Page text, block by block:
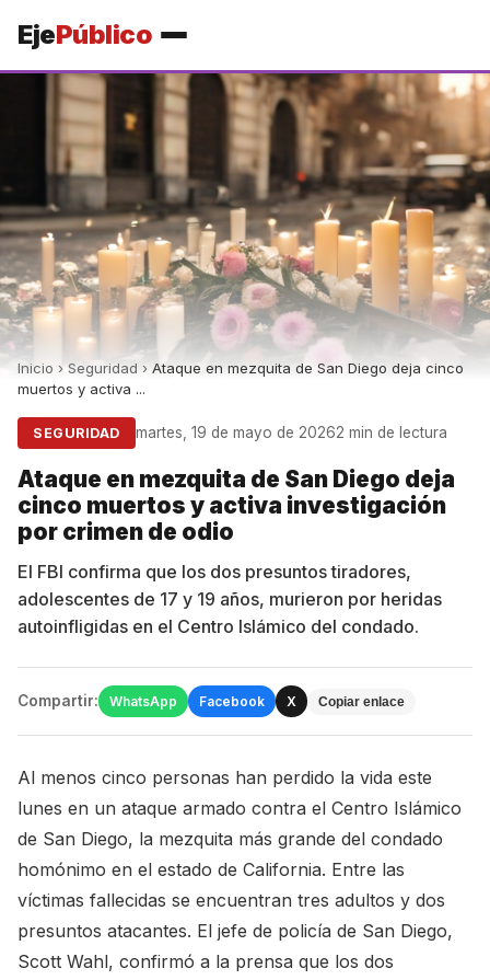
EjePúblico
Inicio ›Seguridad › Ataque en mezquita de San Diego deja cinco
muertos y activa ...
SEGURIDAD martes, 19 de mayo de 20262 min de lectura
Ataque en mezquita de San Diego deja
cinco muertos y activa investigación
por crimen de odio
El FBI confirma que los dos presuntos tiradores,
adolescentes de 17 y 19 años, murieron por heridas
autoinfligidas en el Centro Islámico del condado.
Compartir: WhatsApp Facebook X Copiar enlace
Al menos cinco personas han perdido la vida este
lunes en un ataque armado contra el Centro Islámico
de San Diego, la mezquita más grande del condado
homónimo en el estado de California. Entre las
víctimas fallecidas se encuentran tres adultos y dos
presuntos atacantes. El jefe de policía de San Diego,
Scott Wahl, confirmó a la prensa que los dos